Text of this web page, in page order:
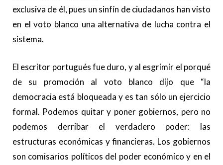
exclusiva de él, pues un sinfín de ciudadanos han visto
en el voto blanco una alternativa de lucha contra el
sistema.
El escritor portugués fue duro, y al esgrimir el porqué
de su promoción al voto blanco dijo que “la
democracia está bloqueada y es tan sólo un ejercicio
formal. Podemos quitar y poner gobiernos, pero no
podemos derribar el verdadero poder: las
estructuras económicas y financieras. Los gobiernos
son comisarios políticos del poder económico y en el